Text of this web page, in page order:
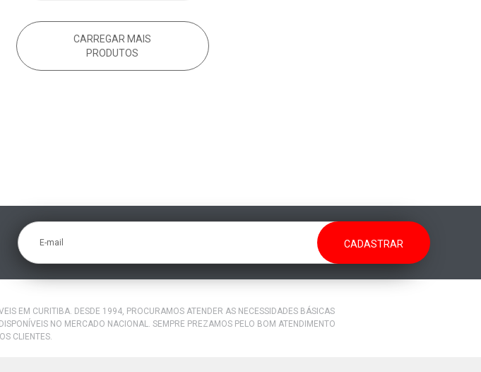
CARREGAR MAIS
PRODUTOS
E-mail
EM CURITIBA. DESDE 1994, PROCURAMOS ATENDER AS NECESSIDADES BÁSICAS
NO MERCADO NACIONAL. SEMPRE PREZAMOS PELO BOM ATENDIMENTO
CLIENTES.